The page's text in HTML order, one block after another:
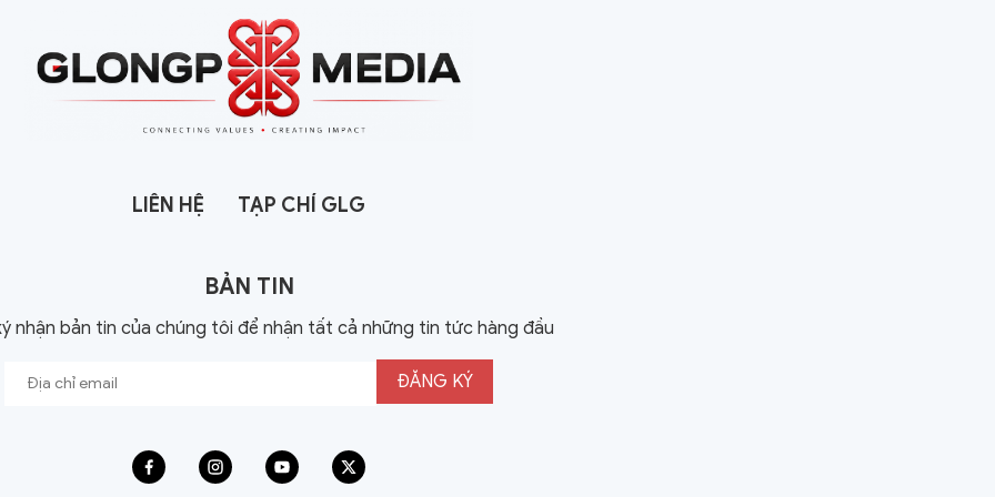
LIÊN HỆ TẠP CHÍ GLG
BẢN TIN
nhận bản tin của chúng tôi để nhận tất cả những tin tức hàng đầu